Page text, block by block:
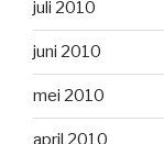
juli 2010
juni 2010
mei 2010
april 2010